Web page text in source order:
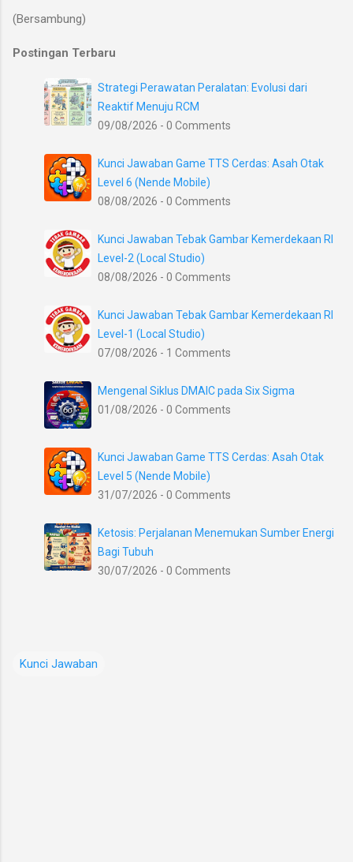
(Bersambung)
Postingan Terbaru
Strategi Perawatan Peralatan: Evolusi dari
Reaktif Menuju RCM
09/08/2026 - 0 Comments
Kunci Jawaban Game TTS Cerdas: Asah Otak
Level 6 (Nende Mobile)
08/08/2026 - 0 Comments
Kunci Jawaban Tebak Gambar Kemerdekaan RI
Level-2 (Local Studio)
08/08/2026 - 0 Comments
Kunci Jawaban Tebak Gambar Kemerdekaan RI
Level-1 (Local Studio)
07/08/2026 - 1 Comments
Mengenal Siklus DMAIC pada Six Sigma
01/08/2026 - 0 Comments
Kunci Jawaban Game TTS Cerdas: Asah Otak
Level 5 (Nende Mobile)
31/07/2026 - 0 Comments
Ketosis: Perjalanan Menemukan Sumber Energi
Bagi Tubuh
30/07/2026 - 0 Comments
Kunci Jawaban